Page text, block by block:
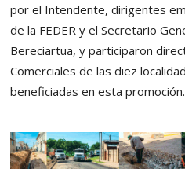
por el Intendente, dirigentes
de la FEDER y el Secretario
Bereciartua, y participaron
Comerciales de las diez
beneficiadas en esta promoción.